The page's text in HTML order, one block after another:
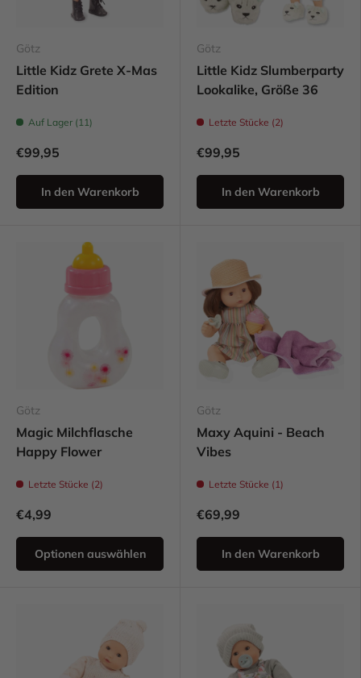
Götz
Little Kidz Grete X-Mas
Edition
Auf Lager (11)
€99,95
In den Warenkorb
Götz
Little Kidz Slumberparty
Lookalike, Größe 36
Letzte Stücke (2)
€99,95
In den Warenkorb
Götz
Magic Milchflasche
Happy Flower
Letzte Stücke (2)
€4,99
Optionen auswählen
Götz
Maxy Aquini - Beach
Vibes
Letzte Stücke (1)
€69,99
In den Warenkorb